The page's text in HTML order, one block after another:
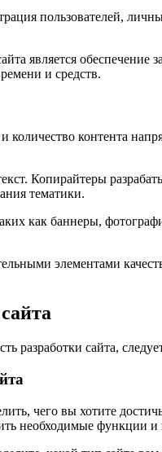
пользователей,
является
и средств.
количество контента
Копирайтеры
тематики.
как баннеры,
элементами
разработки сайта,
чего вы хотите
необходимые функции и